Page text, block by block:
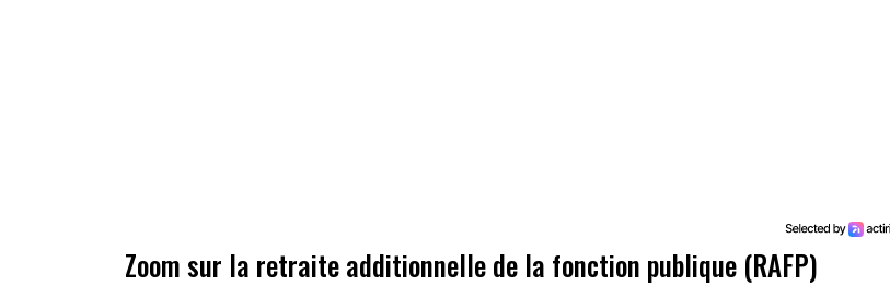
Zoom sur la retraite additionnelle de la fonction publique (RAFP)